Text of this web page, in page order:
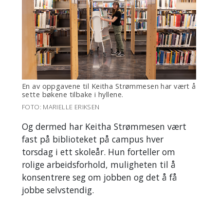
En av oppgavene til Keitha Strømmesen har vært å
sette bøkene tilbake i hyllene.
FOTO: MARIELLE ERIKSEN
Og dermed har Keitha Strømmesen vært
fast på biblioteket på campus hver
torsdag i ett skoleår. Hun forteller om
rolige arbeidsforhold, muligheten til å
konsentrere seg om jobben og det å få
jobbe selvstendig.